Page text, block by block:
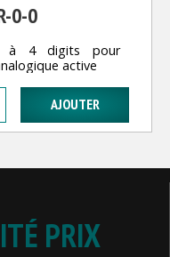
0-0
à 4 digits pour
active
PRIX